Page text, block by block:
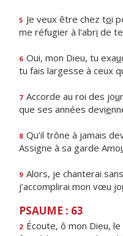
5 Je veux être chez toi
me réfugier à l’abri de
6 Oui, mon Dieu, tu exau
tu fais largesse à ceux
7 Accorde au roi des jou
que ses années devie
8 Qu’il trône à jamais
Assigne à sa garde Amo
9 Alors, je chanterai
j’accomplirai mon vœu jo
PSAUME : 63
2 Écoute, ô mon Dieu, le